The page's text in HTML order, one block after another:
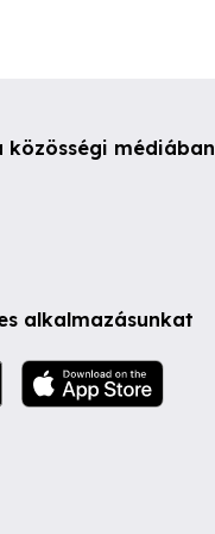
közösségi médiában
alkalmazásunkat